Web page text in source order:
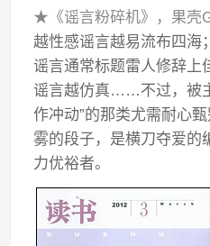
★《谣言粉碎机》，果壳
越性感谣言越易流布四海
谣言通常标题雷人修辞上
谣言越仿真……不过，被
作冲动”的那类尤需耐心
雾的段子，是横刀夺爱的
力优裕者。